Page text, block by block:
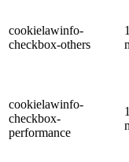
cookielawinfo-
checkbox-others
cookielawinfo-
checkbox-
performance